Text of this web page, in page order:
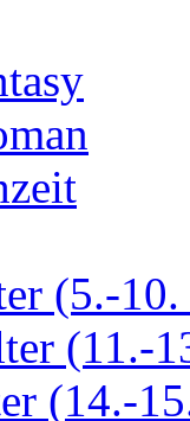
(5.-10.
(11.-
(14.-